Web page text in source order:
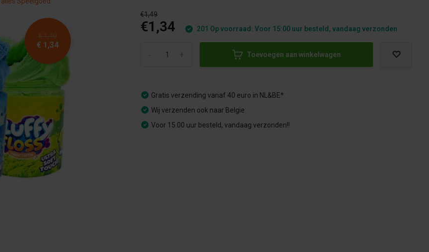
€ 1,49
€ 1,34
€1,49
€1,34 201 Op voorraad: Voor 15:00 uur besteld, vandaag verzonden
Toevoegen aan winkelwagen
Gratis verzending vanaf 40 euro in NL&BE*
Wij verzenden ook naar Belgie
Voor 15.00 uur besteld, vandaag verzonden!!